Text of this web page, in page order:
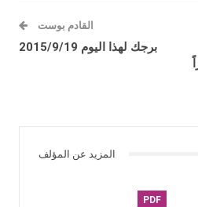
القادم بوست
برجك لهذا اليوم 2015/9/19
المزيد عن المؤلف
PDF